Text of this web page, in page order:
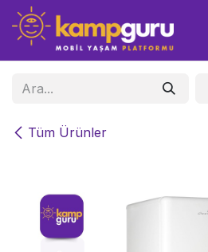
İçereği Atla
Tüm Ürünler